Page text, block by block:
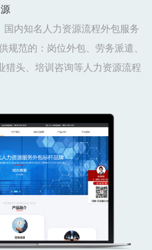
内知名人力资源流程外包服务
规范的：岗位外包、劳务派遣、
猎头、培训咨询等人力资源流程